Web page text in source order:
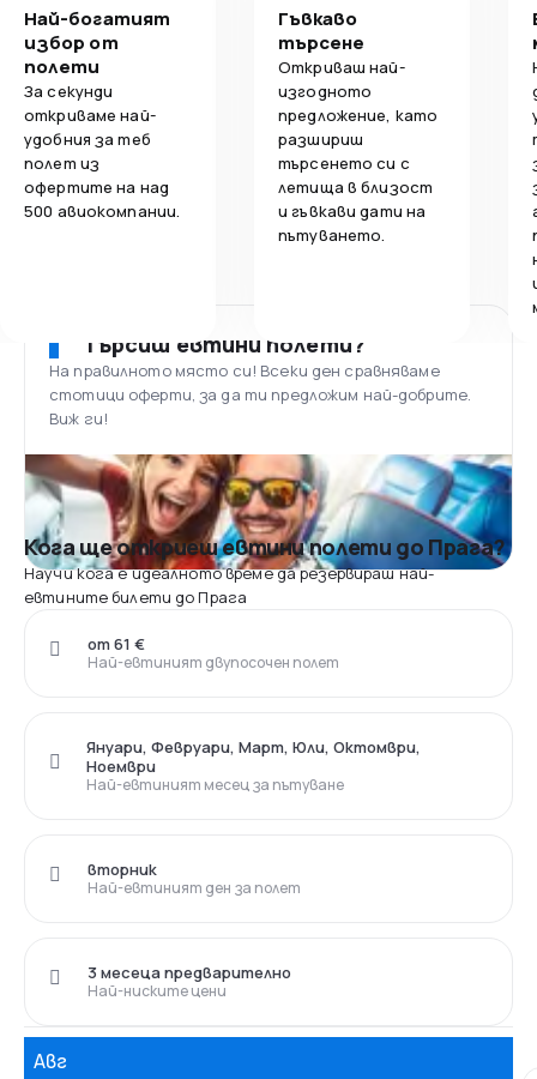
Най-богатият
избор от
полети
За секунди
откриваме най-
удобния за теб
полет из
офертите на над
500 авиокомпании.
Гъвкаво
търсене
Откриваш най-
изгодното
предложение, като
разшириш
търсенето си с
летища в близост
и гъвкави дати на
пътуването.
Търсиш евтини полети?
На правилното място си! Всеки ден сравняваме
стотици оферти, за да ти предложим най-добрите.
Виж ги!
Кога ще откриеш евтини полети до Прага?
Научи кога е идеалното време да резервираш най-
евтините билети до Прага
Най-евтиният двупосочен полет
от 61 €
Най-евтиният месец за пътуване
Януари, Февруари, Март, Юли, Октомври,
Ноември
Най-евтиният ден за полет
вторник
Най-ниските цени
3 месеца предварително
Авг